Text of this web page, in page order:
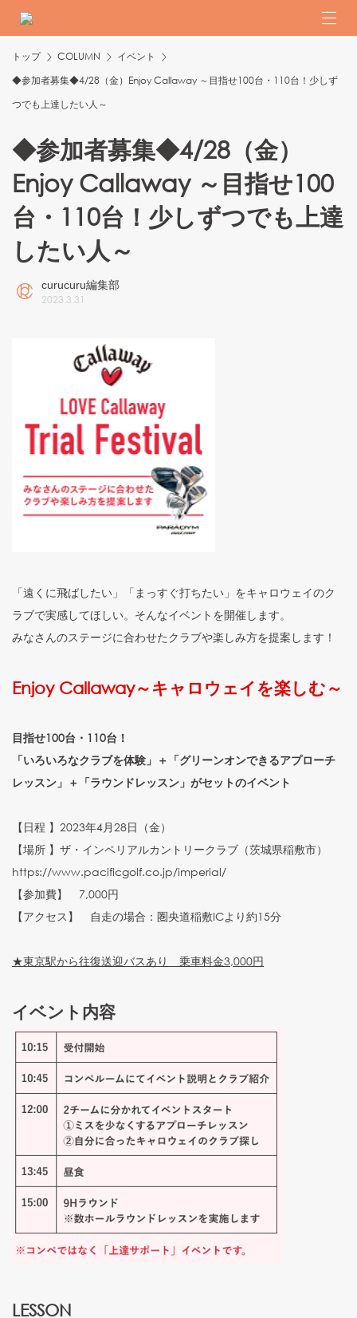
トップ COLUMN
イベント
◆参加者募集◆4/28（金）Enjoy Callaway ～目指せ100台・110台！少しず
つでも上達したい人～
◆参加者募集◆4/28（金）
Enjoy Callaway ～目指せ100
台・110台！少しずつでも上達
したい人～
curucuru編集部
2023.3.31
「遠くに飛ばしたい」「まっすぐ打ちたい」をキャロウェイのク
ラブで実感してほしい。そんなイベントを開催します。
みなさんのステージに合わせたクラブや楽しみ方を提案します！
Enjoy Callaway～キャロウェイを楽しむ～
目指せ100台・110台！
「いろいろなクラブを体験」＋「グリーンオンできるアプローチ
レッスン」＋「ラウンドレッスン」がセットのイベント
【日程 】2023年4月28日（金）
【場所 】ザ・インペリアルカントリークラブ（茨城県稲敷市）
https://www.pacificgolf.co.jp/imperial/
【参加費】 7,000円
【アクセス】 自走の場合：圏央道稲敷ICより約15分
★東京駅から往復送迎バスあり 乗車料金3,000円
イベント内容
LESSON